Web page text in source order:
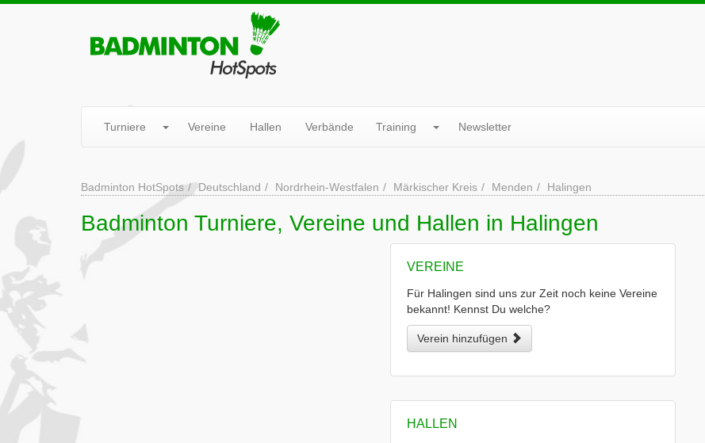
Turniere Vereine Hallen Verbände Training Newsletter
Badminton HotSpots Deutschland Nordrhein-Westfalen Märkischer Kreis Menden Halingen
Badminton Turniere, Vereine und Hallen in Halingen
VEREINE
Für Halingen sind uns zur Zeit noch keine Vereine
bekannt! Kennst Du welche?
Verein hinzufügen
HALLEN